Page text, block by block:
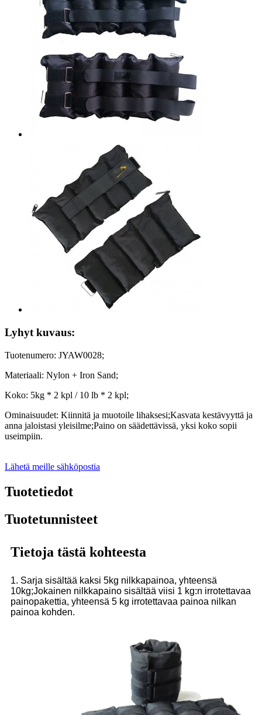
Lyhyt kuvaus:
Tuotenumero: JYAW0028;
Materiaali: Nylon + Iron Sand;
Koko: 5kg * 2 kpl / 10 lb * 2 kpl;
Ominaisuudet: Kiinnitä ja muotoile lihaksesi;Kasvata kestävyyttä ja
anna jaloistasi yleisilme;Paino on säädettävissä, yksi koko sopii
useimpiin.
Lähetä meille sähköpostia
Tuotetiedot
Tuotetunnisteet
Tietoja tästä kohteesta
1. Sarja sisältää kaksi 5kg nilkkapainoa, yhteensä
10kg;Jokainen nilkkapaino sisältää viisi 1 kg:n irrotettavaa
painopakettia, yhteensä 5 kg irrotettavaa painoa nilkan
painoa kohden.